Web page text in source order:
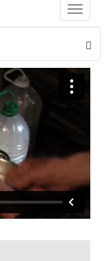
Toggle